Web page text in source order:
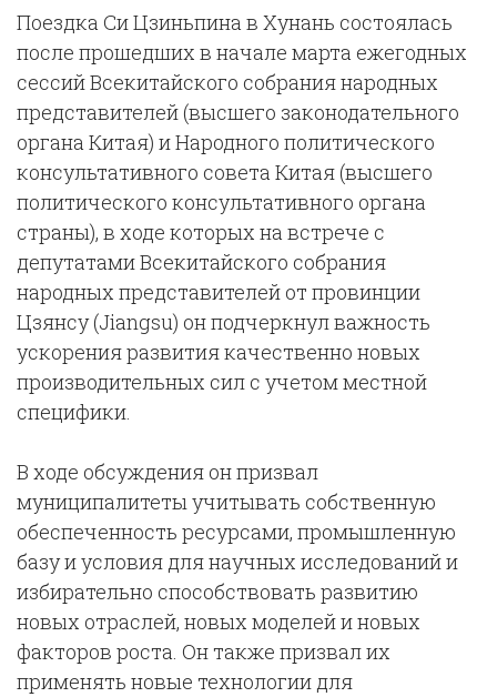
Поездка Си Цзиньпина в Хунань состоялась
после прошедших в начале марта ежегодных
сессий Всекитайского собрания народных
представителей (высшего законодательного
органа Китая) и Народного политического
консультативного совета Китая (высшего
политического консультативного органа
страны), в ходе которых на встрече с
депутатами Всекитайского собрания
народных представителей от провинции
Цзянсу (Jiangsu) он подчеркнул важность
ускорения развития качественно новых
производительных сил с учетом местной
специфики.
В ходе обсуждения он призвал
муниципалитеты учитывать собственную
обеспеченность ресурсами, промышленную
базу и условия для научных исследований и
избирательно способствовать развитию
новых отраслей, новых моделей и новых
факторов роста. Он также призвал их
применять новые технологии для